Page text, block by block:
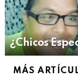
¿Chicos
MÁS